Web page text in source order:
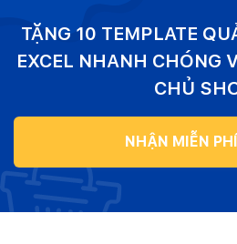
TẶNG 10 TEMPLATE
EXCEL NHANH CHÓNG
CHỦ
NHẬN MIỄN